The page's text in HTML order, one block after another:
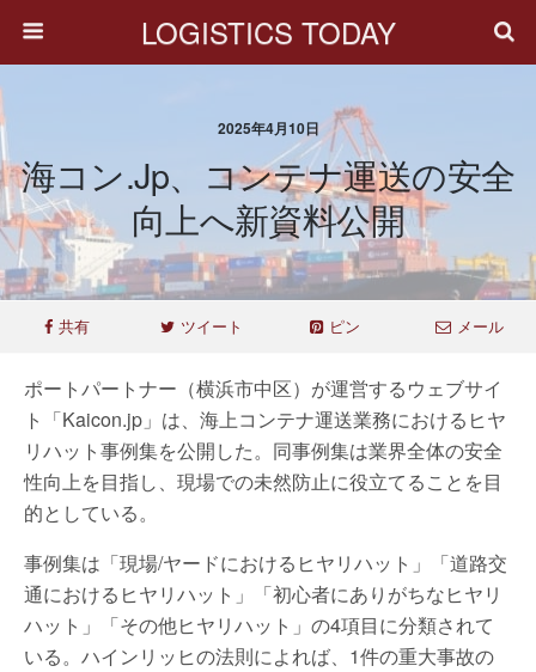
LOGISTICS TODAY
2025年4月10日
海コン.jp、コンテナ運送の安全
向上へ新資料公開
共有 ツイート ピン メール
ポートパートナー（横浜市中区）が運営するウェブサイ
ト「Kaicon.jp」は、海上コンテナ運送業務におけるヒヤ
リハット事例集を公開した。同事例集は業界全体の安全
性向上を目指し、現場での未然防止に役立てることを目
的としている。
事例集は「現場/ヤードにおけるヒヤリハット」「道路交
通におけるヒヤリハット」「初心者にありがちなヒヤリ
ハット」「その他ヒヤリハット」の4項目に分類されて
いる。ハインリッヒの法則によれば、1件の重大事故の